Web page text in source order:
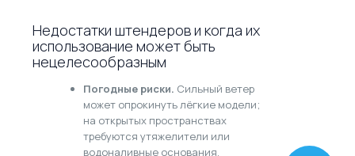
Недостатки штендеров и когда их
использование может быть
нецелесообразным
Погодные риски. Сильный ветер
может опрокинуть лёгкие модели;
на открытых пространствах
требуются утяжелители или
водоналивные основания.